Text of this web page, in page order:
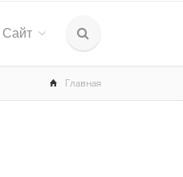
Сайт
Главная